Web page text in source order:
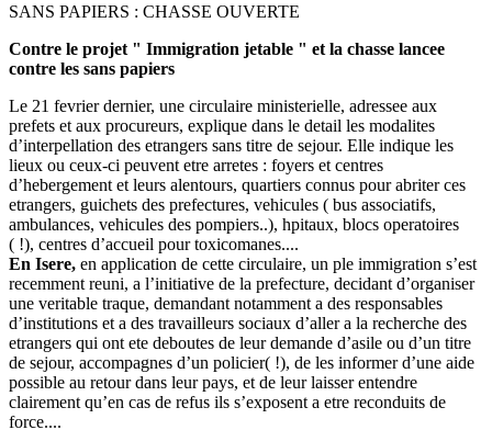
SANS PAPIERS : CHASSE OUVERTE
Contre le projet " Immigration jetable " et la chasse lancee
contre les sans papiers
Le 21 fevrier dernier, une circulaire ministerielle, adressee aux
prefets et aux procureurs, explique dans le detail les modalites
d’interpellation des etrangers sans titre de sejour. Elle indique les
lieux ou ceux-ci peuvent etre arretes : foyers et centres
d’hebergement et leurs alentours, quartiers connus pour abriter ces
etrangers, guichets des prefectures, vehicules ( bus associatifs,
ambulances, vehicules des pompiers..), hpitaux, blocs operatoires
( !), centres d’accueil pour toxicomanes....
En Isere, en application de cette circulaire, un ple immigration s’est
recemment reuni, a l’initiative de la prefecture, decidant d’organiser
une veritable traque, demandant notamment a des responsables
d’institutions et a des travailleurs sociaux d’aller a la recherche des
etrangers qui ont ete deboutes de leur demande d’asile ou d’un titre
de sejour, accompagnes d’un policier( !), de les informer d’une aide
possible au retour dans leur pays, et de leur laisser entendre
clairement qu’en cas de refus ils s’exposent a etre reconduits de
force....